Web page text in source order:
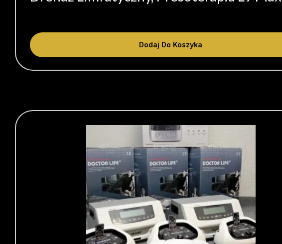
Dodaj Do Koszyka